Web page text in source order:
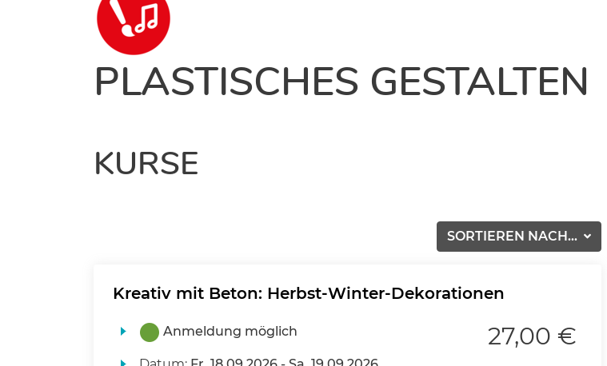
PLASTISCHES GESTALTEN
KURSE
SORTIEREN NACH...
Kreativ mit Beton: Herbst-Winter-Dekorationen
Anmeldung möglich 27,00 €